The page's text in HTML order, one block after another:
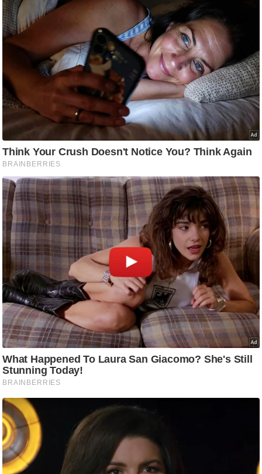
/
फै
श
घ
रे
लू
नु
स्खे
प
र्य
ट
न
स्थ
ल
फि
ट
ने
स
मं
त्रा
रि
ले
श
न
शि
प
रा
ज
नी